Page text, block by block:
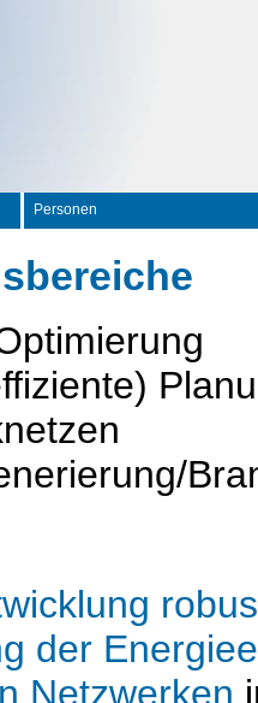
Personen
der
Netzwerken